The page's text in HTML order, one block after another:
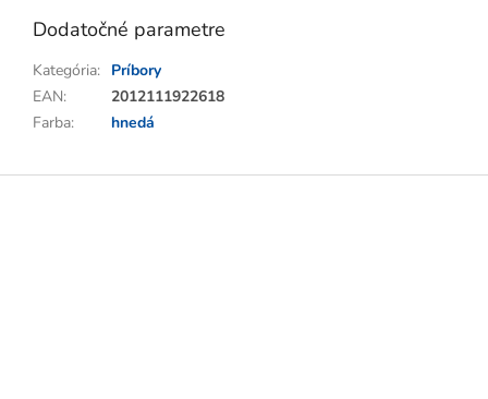
Dodatočné parametre
Kategória: Príbory
EAN:
2012111922618
Farba: hnedá
Z